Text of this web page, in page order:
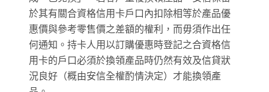
於其有關合資格信用卡戶口內扣除相等於產品優
惠價與參考零售價之差額的權利，而毋須作出任
何通知。持卡人用以訂購優惠時登記之合資格信
用卡的戶口必須於換領產品時仍然有效及信貸狀
況良好（概由安信全權酌情決定）才能換領產